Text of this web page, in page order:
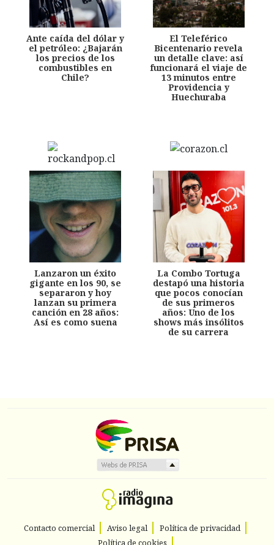
Ante caída del dólar y
el petróleo: ¿Bajarán
los precios de los
combustibles en
Chile?
El Teleférico
Bicentenario revela
un detalle clave: así
funcionará el viaje de
13 minutos entre
Providencia y
Huechuraba
Lanzaron un éxito
gigante en los 90, se
separaron y hoy
lanzan su primera
canción en 28 años:
Así es como suena
La Combo Tortuga
destapó una historia
que pocos conocían
de sus primeros
años: Uno de los
shows más insólitos
de su carrera
Contacto comercial Aviso legal
Política de privacidad
Política de cookies